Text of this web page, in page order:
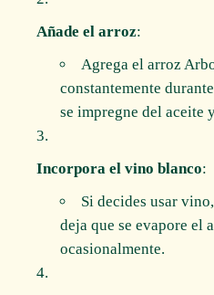
Añade el arroz:
Agrega el arroz
constantemente
se impregne del aceite
Incorpora el vino blanco:
Si decides usar
deja que se evapore el
ocasionalmente.